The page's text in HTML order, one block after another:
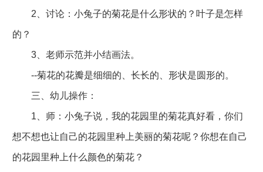
2、讨论：小兔子的菊花是什么形状的？叶子是怎样
的？
3、老师示范并小结画法。
--菊花的花瓣是细细的、长长的、形状是圆形的。
三、幼儿操作：
1、师：小兔子说，我的花园里的菊花真好看，你们
想不想也让自己的花园里种上美丽的菊花呢？你想在自己
的花园里种上什么颜色的菊花？